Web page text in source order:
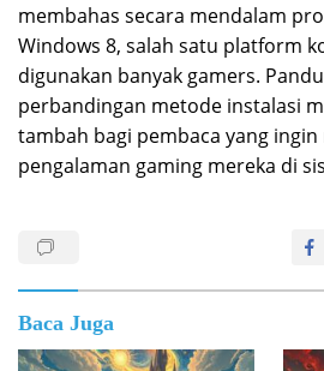
membahas secara mendalam
Windows 8, salah satu platform
digunakan banyak gamers.
perbandingan metode instalasi
tambah bagi pembaca yang
pengalaman gaming mereka di
Baca Juga